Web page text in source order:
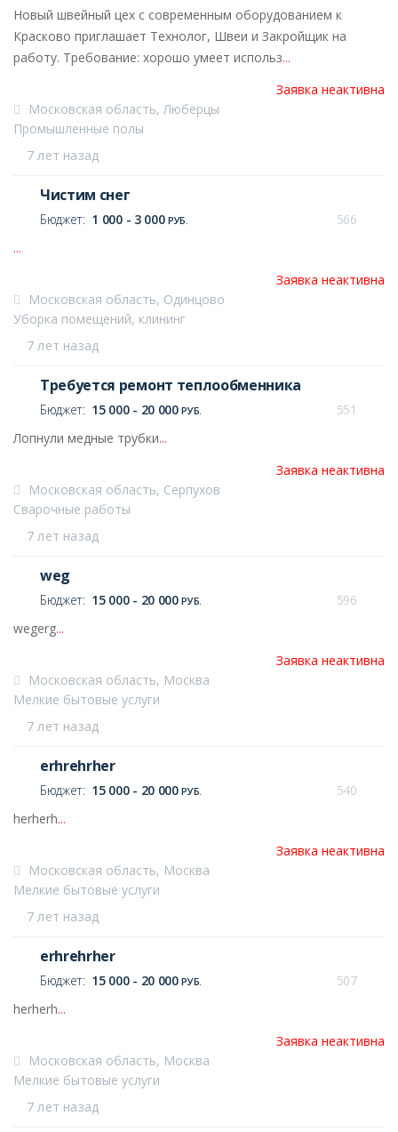
Новый швейный цех с современным оборудованием к
Красково приглашает Технолог, Швеи и Закройщик на
работу. Требование: хорошо умеет использ...
Заявка неактивна
7 лет назад
Московская область, Люберцы
Промышленные полы
Чистим снег
Бюджет: 1 000 - 3 000 РУБ.
566
...
Заявка неактивна
7 лет назад
Московская область, Одинцово
Уборка помещений, клининг
Требуется ремонт теплообменника
Бюджет: 15 000 - 20 000РУБ.
551
Лопнули медные трубки...
Заявка неактивна
7 лет назад
Московская область, Серпухов
Сварочные работы
weg
Бюджет: 15 000 - 20 000РУБ.
596
wegerg...
Заявка неактивна
7 лет назад
Московская область, Москва
Мелкие бытовые услуги
erhrehrher
Бюджет: 15 000 - 20 000РУБ.
540
herherh...
Заявка неактивна
7 лет назад
Московская область, Москва
Мелкие бытовые услуги
erhrehrher
Бюджет: 15 000 - 20 000РУБ.
507
herherh...
Заявка неактивна
7 лет назад
Московская область, Москва
Мелкие бытовые услуги